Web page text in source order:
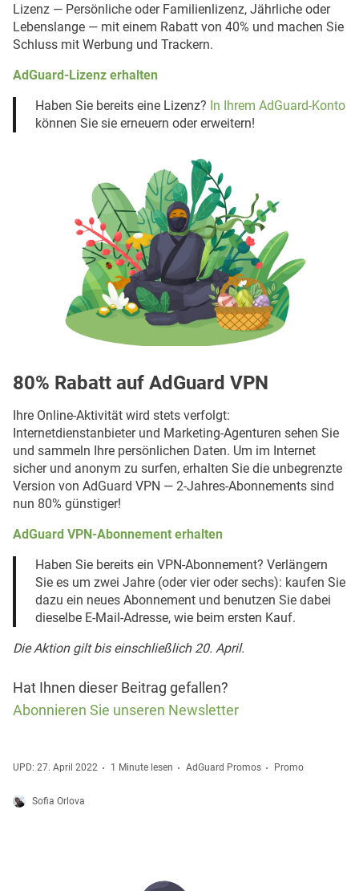
Lizenz — Persönliche oder Familienlizenz, Jährliche oder
Lebenslange — mit einem Rabatt von 40% und machen Sie
Schluss mit Werbung und Trackern.
AdGuard-Lizenz erhalten
Haben Sie bereits eine Lizenz? In Ihrem AdGuard-Konto
können Sie sie erneuern oder erweitern!
80% Rabatt auf AdGuard VPN
Ihre Online-Aktivität wird stets verfolgt:
Internetdienstanbieter und Marketing-Agenturen sehen Sie
und sammeln Ihre persönlichen Daten. Um im Internet
sicher und anonym zu surfen, erhalten Sie die unbegrenzte
Version von AdGuard VPN — 2-Jahres-Abonnements sind
nun 80% günstiger!
AdGuard VPN-Abonnement erhalten
Haben Sie bereits ein VPN-Abonnement? Verlängern
Sie es um zwei Jahre (oder vier oder sechs): kaufen Sie
dazu ein neues Abonnement und benutzen Sie dabei
dieselbe E-Mail-Adresse, wie beim ersten Kauf.
Die Aktion gilt bis einschließlich 20. April.
Hat Ihnen dieser Beitrag gefallen?
Abonnieren Sie unseren Newsletter
UPD: 27. April 2022 1 Minute lesen AdGuard Promos Promo
Sofia Orlova